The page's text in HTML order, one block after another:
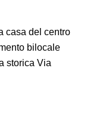
casa del centro
bilocale
storica Via